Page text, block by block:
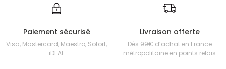
Paiement sécurisé
Visa, Mastercard, Maestro, Sofort,
iDEAL
Livraison offerte
Dès 99€ d’achat en France
métropolitaine en points relais